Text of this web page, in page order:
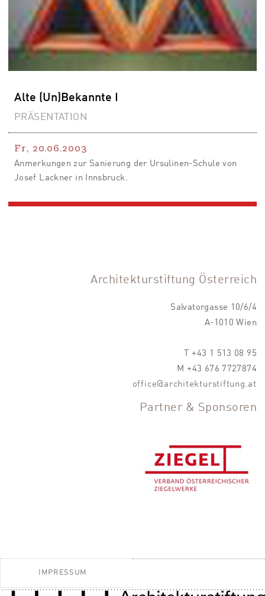
Alte (Un)Bekannte I
PRÄSENTATION
Fr, 20.06.2003
Anmerkungen zur Sanierung der Ursulinen-Schule von
Josef Lackner in Innsbruck.
Architekturstiftung Österreich
Salvatorgasse 10/6/4
A-1010 Wien
T +43 1 513 08 95
M +43 676 7727874
office@architekturstiftung.at
Partner & Sponsoren
IMPRESSUM